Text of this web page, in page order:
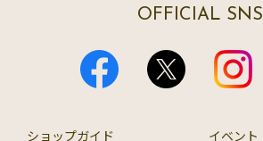
OFFICIAL SNS
ショップガイド イベント